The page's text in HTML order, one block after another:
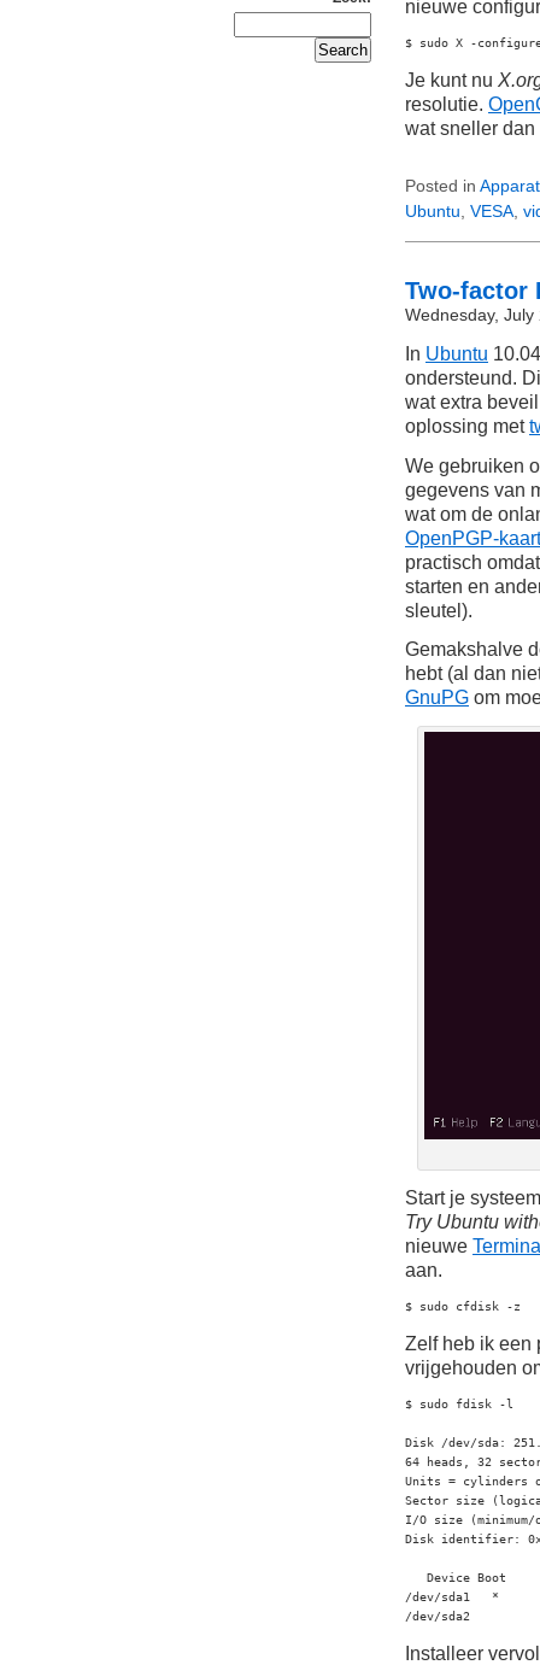
nieuwe
$ sudo X -
Je kunt nu
resolutie.
wat sneller dan
Posted in
Ubuntu VESA
Two-factor
Wednesday, July
In Ubuntu
ondersteund.
wat extra
oplossing met
We gebruiken
gegevens van
wat om de
OpenPGP-kaart
practisch
starten en
sleutel).
Gemakshalve
hebt (al dan
GnuPG om
Start je
Try Ubuntu
nieuwe
aan.
$ sudo cfdisk -z
Zelf heb ik een
vrijgehouden
$ sudo fdisk -l
Disk /dev/sda:
64 heads, 32
Units = cylinders
Sector size
I/O size
Disk identifier:
Device Boot
/dev/sda1   *
/dev/sda2
Installeer